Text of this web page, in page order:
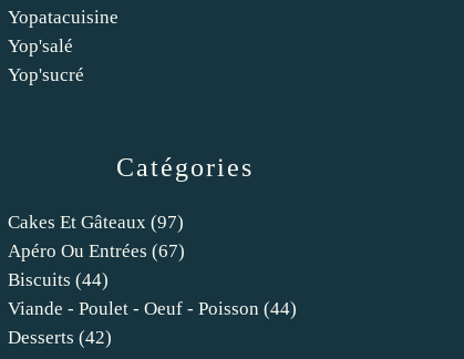
Catégories
Cakes Et Gâteaux (97)
Apéro Ou Entrées (67)
Biscuits (44)
Viande - Poulet - Oeuf - Poisson (44)
Desserts (42)
Yopatacuisine
Yop'salé
Yop'sucré